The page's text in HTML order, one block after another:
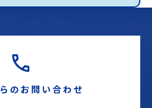
のお問い合わせ